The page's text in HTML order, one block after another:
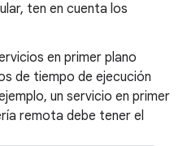
ten en cuenta los
en primer plano
de tiempo de ejecución
un servicio en primer
remota debe tener el